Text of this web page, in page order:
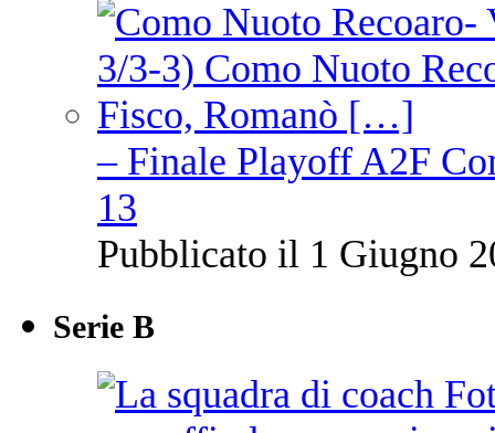
– Finale Playoff A2F
13
Pubblicato il 1 Giugno
Serie B